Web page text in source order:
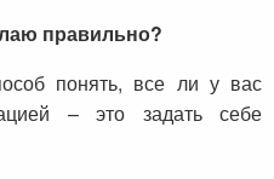
правильно?
понять, все ли у вас
– это задать себе